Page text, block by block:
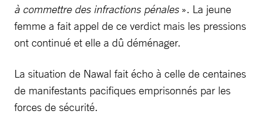
à commettre des infractions pénales». La jeune
femme a fait appel de ce verdict mais les pressions
ont continué et elle a dû déménager.
La situation de Nawal fait écho à celle de centaines
de manifestants pacifiques emprisonnés par les
forces de sécurité.